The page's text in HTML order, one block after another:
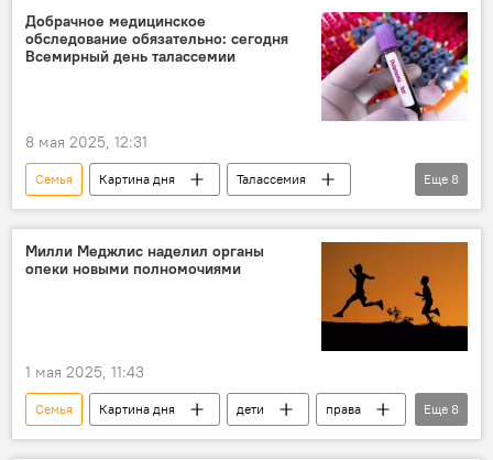
родственные браки
семейные отношения
Добрачное медицинское
обследование обязательно: сегодня
Всемирный день талассемии
8 мая 2025, 12:31
Семья Картина дня
Талассемия
Республиканский центр талассемии
Азербайджан
Заболевание
Диагностика
Еще 8
Милли Меджлис наделил органы
опеки новыми полномочиями
1 мая 2025, 11:43
Семья Картина дня дети
права
Изменения
Кодекс
Еще 8